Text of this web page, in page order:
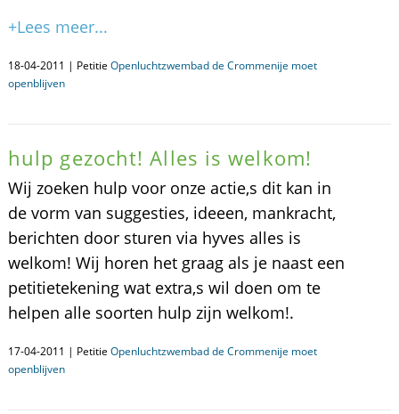
+Lees meer...
18-04-2011 | Petitie Openluchtzwembad de Crommenije moet
openblijven
hulp gezocht! Alles is welkom!
Wij zoeken hulp voor onze actie,s dit kan in
de vorm van suggesties, ideeen, mankracht,
berichten door sturen via hyves alles is
welkom! Wij horen het graag als je naast een
petitietekening wat extra,s wil doen om te
helpen alle soorten hulp zijn welkom!.
17-04-2011 | Petitie Openluchtzwembad de Crommenije moet
openblijven